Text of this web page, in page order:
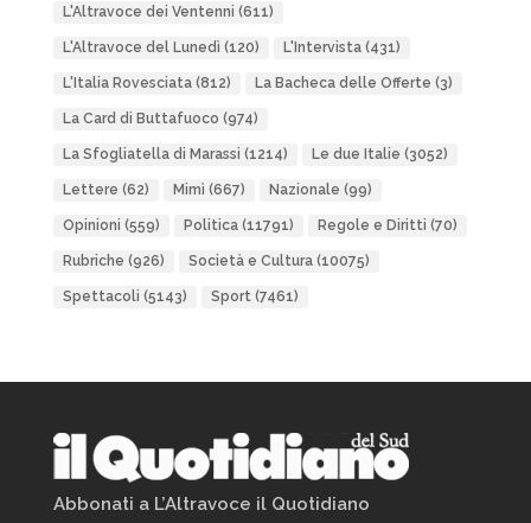
L'Altravoce dei Ventenni (611)
L'Altravoce del Lunedì (120) L'Intervista(431)
L'Italia Rovesciata(812) La Bacheca delle Offerte (3)
La Card di Buttafuoco (974)
La Sfogliatella di Marassi (1214) Le due Italie (3052)
Lettere (62) Mimì (667) Nazionale (99)
Opinioni (559) Politica(11791) Regole e Diritti (70)
Rubriche (926) Società e Cultura(10075)
Spettacoli (5143) Sport(7461)
Abbonati a L’Altravoce il Quotidiano